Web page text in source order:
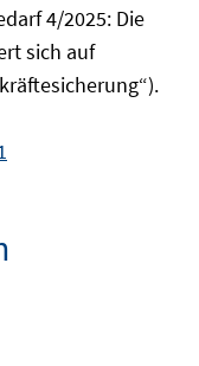
4/2025: Die
sich auf